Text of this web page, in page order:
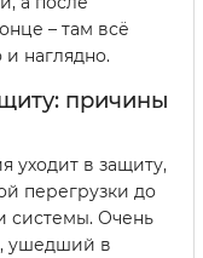
– там всё
наглядно.
причины
уходит в защиту,
перегрузки до
системы. Очень
ушедший в